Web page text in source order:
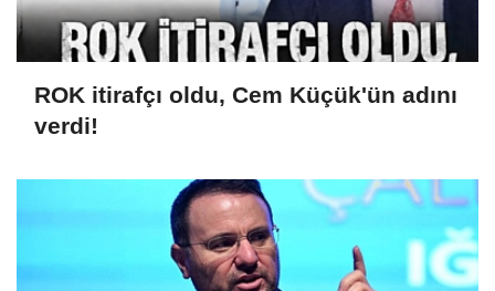
ROK itirafçı oldu, Cem Küçük'ün adını
verdi!